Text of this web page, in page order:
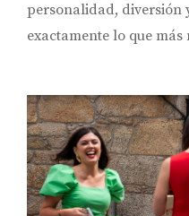
personalidad, diversión
exactamente lo que